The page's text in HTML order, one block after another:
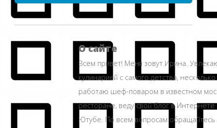
О сайте
Всем привет! Меня зовут Ирина.
кулинарией с самого детства,
работаю шеф-поваром в известном
ресторане, веду свой блог в Интернете
Ютубе. По всем вопросам